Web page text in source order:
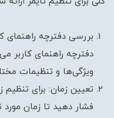
بررسی دفترچه راهنمای
دفترچه راهنمای کاربر
ویژگی‌ها و تنظیمات
تعیین زمان: برای تنظیم
فشار دهید تا زمان مورد